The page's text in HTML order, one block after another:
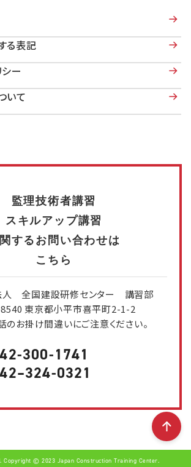
る表記
ー
いて
監理技術者講習
スキルアップ講習
するお問い合わせは
こちら
人 全国建設研修センター 講習部
東京都小平市喜平町2-1-2
お掛け間違いにご注意ください。
300-1741
0321
© 2023 Japan Construction Training Center.